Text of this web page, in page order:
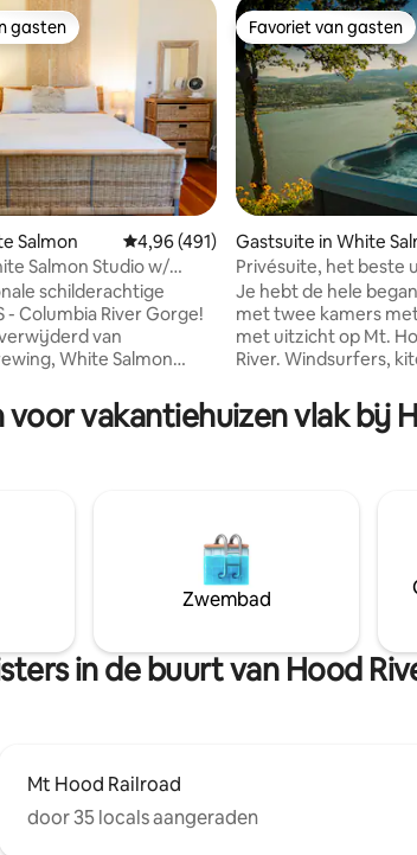
uit 5, 201 recensies
gasten
gasten
Salmon Gemiddelde beoordeling van 4,96
4,96 (491)
Salmon Studio w/
schilderachtige
- Columbia River Gorge!
van
White Salmon
kun je eten, drinken
voor een aantal van
Als je liever
kookt, dan hebben we je
Favoriet van gasten
Favoriet van gasten
Gastsuite in White
Je hebt de hele
met twee kamers
met uitzicht op Mt.
River. Windsurfers,
hottub en patio. Niveau 2 EV-
oplaadstation. De slaapkamer heeft een
magnetron,
koffiezetapparaat en
geen wasbak of fornuis. White
3/4 mijl en Hood
vakantiehuizen vlak bij
Zwembad
in de buurt van Hood
Mt Hood Railroad
door 35 locals aangeraden